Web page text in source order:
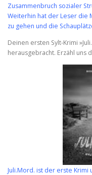
Zusammenbruch sozialer
Weiterhin hat der Leser die
zu gehen und die
Deinen ersten Sylt-Krimi
herausgebracht. Erzähl uns
Juli.Mord. ist der erste Krimi